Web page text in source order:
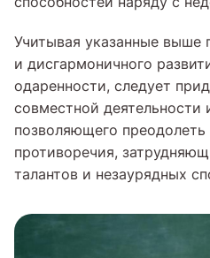
Учитывая указанные выше
и дисгармоничного
одаренности, следует
совместной деятельности
позволяющего преодолеть
противоречия,
талантов и незаурядных